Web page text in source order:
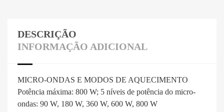
DESCRIÇÃO
INFORMAÇÃO ADICIONAL
MICRO-ONDAS E MODOS DE AQUECIMENTO
Potência máxima: 800 W; 5 níveis de potência do micro-
ondas: 90 W, 180 W, 360 W, 600 W, 800 W